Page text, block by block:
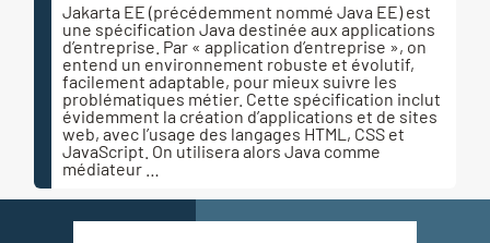
Jakarta EE (précédemment nommé Java EE) est
une spécification Java destinée aux applications
d’entreprise. Par « application d’entreprise », on
entend un environnement robuste et évolutif,
facilement adaptable, pour mieux suivre les
problématiques métier. Cette spécification inclut
évidemment la création d’applications et de sites
web, avec l’usage des langages HTML, CSS et
JavaScript. On utilisera alors Java comme
médiateur …